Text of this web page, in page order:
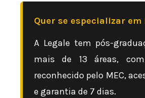
Quer se especializar em
A Legale tem pós-
mais de 13 áreas,
reconhecido pelo MEC,
e garantia de 7 dias.